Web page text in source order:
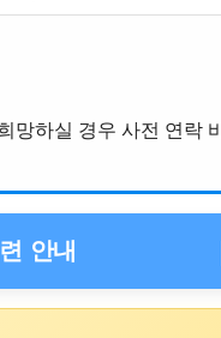
망하실 경우 사전 연락
안내